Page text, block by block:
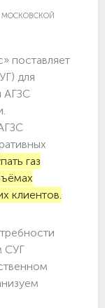
МОСКОВСКОЙ
поставляет
для
АГЗС
газ
клиентов.
СУГ